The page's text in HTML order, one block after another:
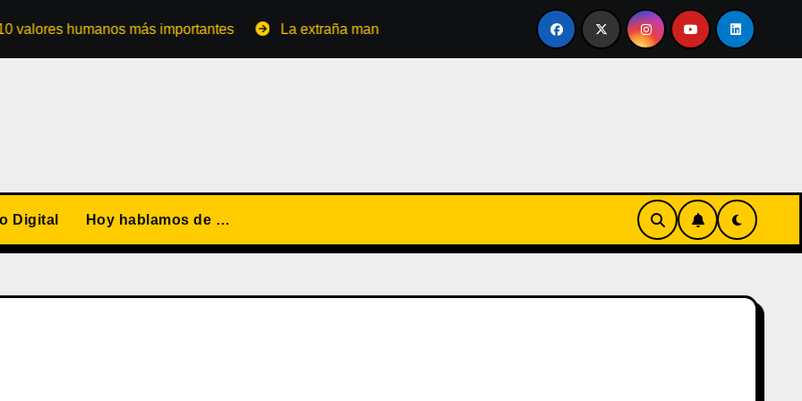
humanos más importantes La extraña manera de convertirse en familia El primer tour de la India Chiquitina
Digital Hoy hablamos de …